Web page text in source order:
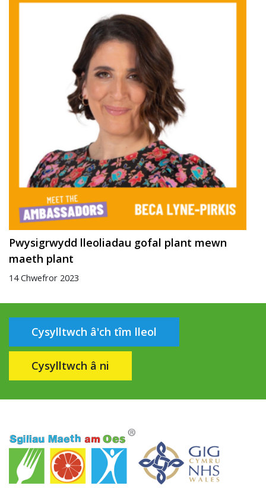
Pwysigrwydd lleoliadau gofal plant mewn
maeth plant
14 Chwefror 2023
Cysylltwch â'ch tîm lleol
Cysylltwch â ni